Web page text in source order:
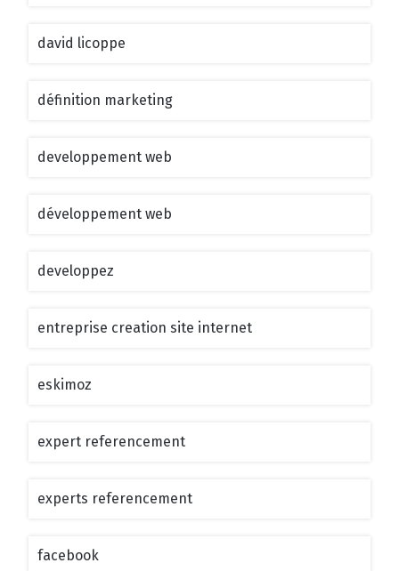
david licoppe
définition marketing
developpement web
développement web
developpez
entreprise creation site internet
eskimoz
expert referencement
experts referencement
facebook